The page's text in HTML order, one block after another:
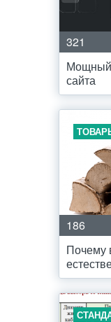
321
Мощный
сайта
186
Почему